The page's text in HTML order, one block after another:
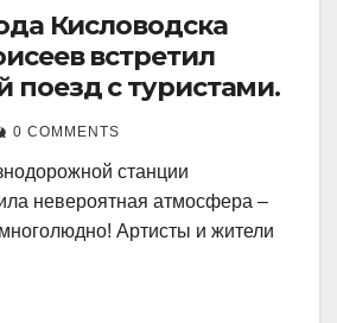
Кисловодска
встретил
с туристами.
0 COMMENTS
станции
невероятная атмосфера –
Артисты и жители